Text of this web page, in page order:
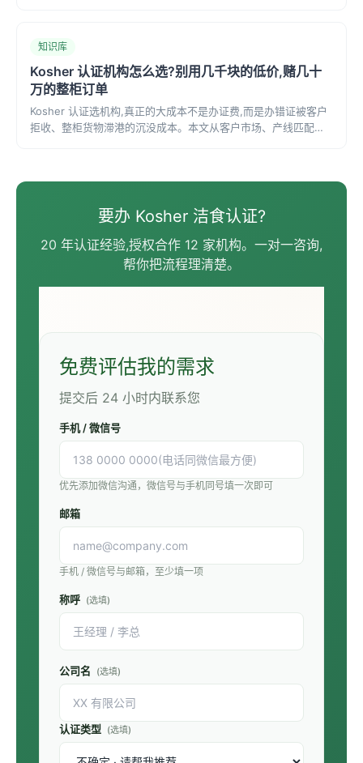
知识库
Kosher 认证机构怎么选?别用几千块的低价,赌几十
万的整柜订单
Kosher 认证选机构,真正的大成本不是办证费,而是办错证被客户
拒收、整柜货物滞港的沉没成本。本文从客户市场、产线匹配、
要办 Kosher 洁食认证?
20 年认证经验,授权合作 12 家机构。一对一咨询,
帮你把流程理清楚。
免费评估我的需求
提交后 24 小时内联系您
手机 / 微信号
优先添加微信沟通，微信号与手机同号填一次即可
邮箱
手机 / 微信号与邮箱，至少填一项
称呼 (选填)
公司名 (选填)
认证类型 (选填)